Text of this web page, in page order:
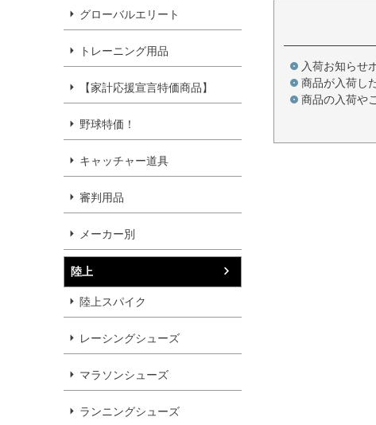
グローバルエリート
トレーニング用品
【家計応援宣言特価商品】
野球特価！
キャッチャー道具
審判用品
メーカー別
陸上
陸上スパイク
レーシングシューズ
マラソンシューズ
ランニングシューズ
入荷お知らせ
商品が入荷し
商品の入荷や